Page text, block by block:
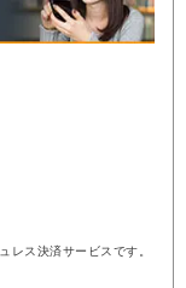
レス決済サービスです。